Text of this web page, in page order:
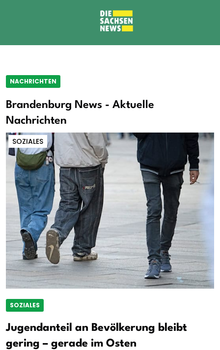
NACHRICHTEN
Brandenburg News - Aktuelle
Nachrichten
SOZIALES
SOZIALES
Jugendanteil an Bevölkerung bleibt
gering – gerade im Osten